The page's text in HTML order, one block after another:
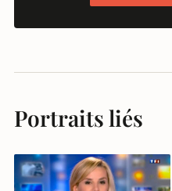
Portraits liés